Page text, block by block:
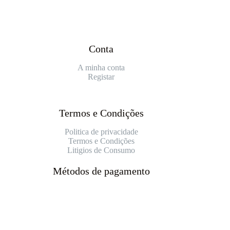
Conta
A minha conta
Registar
Termos e Condições
Politica de privacidade
Termos e Condições
Litigios de Consumo
Métodos de pagamento